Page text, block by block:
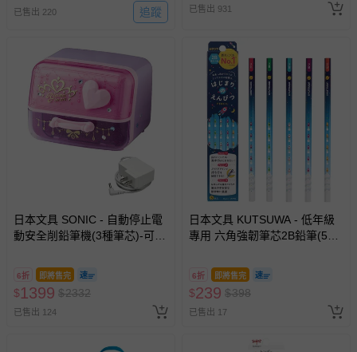
已售出 220 追蹤 已售出 931
日本文具 SONIC - 自動停止電
動安全削鉛筆機(3種筆芯)-可愛
6折 即將售完
$1399 $2332
已售出 124
日本文具 KUTSUWA - 低年級
專用 六角強韌筆芯2B鉛筆(5
6折 即將售完
$239 $398
已售出 17